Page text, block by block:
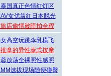
国真正色情红灯区
女优翁红日本脱光
店偷情被暗拍全程
高空玩跳伞乳横飞
拿的异性泰式按摩
放荡全裸照性感照
选拔现场随便碰臀